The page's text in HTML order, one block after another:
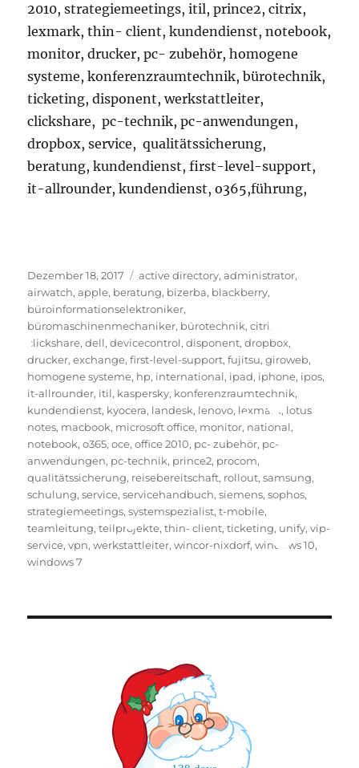
2010, strategiemeetings, itil, prince2, citrix,
lexmark, thin- client, kundendienst, notebook,
monitor, drucker, pc- zubehör, homogene
systeme, konferenzraumtechnik, bürotechnik,
ticketing, disponent, werkstattleiter,
clickshare, pc-technik, pc-anwendungen,
dropbox, service, qualitätssicherung,
beratung, kundendienst, first-level-support,
it-allrounder, kundendienst, o365,führung,
Veröffentlicht
am
Dezember 18, 2017 Schlagwörter
active directory,administrator,
airwatch,apple, beratung, bizerba, blackberry,
büroinformationselektroniker,
büromaschinenmechaniker, bürotechnik,citrix
clickshare,dell,devicecontrol,disponent,dropbox,
drucker,exchange,first-level-support,fujitsu,giroweb,
homogene systeme, hp, international, ipad, iphone, ipos,
it-allrounder, itil, kaspersky, konferenzraumtechnik,
kundendienst, kyocera, landesk, lenovo, lexmark, lotus
notes, macbook, microsoft office, monitor, national,
notebook,o365,oce,office 2010, pc- zubehör, pc-
anwendungen, pc-technik, prince2, procom,
qualitätssicherung, reisebereitschaft, rollout,samsung,
schulung,service,servicehandbuch,siemens,sophos,
strategiemeetings,systemspezialist,t-mobile,
teamleitung,teilprojekte,thin- client,ticketing, unify,vip-
service,vpn,werkstattleiter,wincor-nixdorf,windows 10,
windows 7